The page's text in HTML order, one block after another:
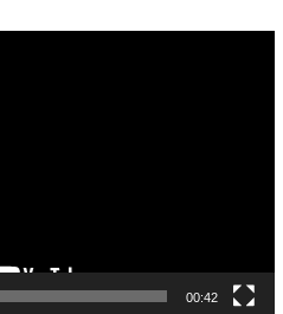
00:42